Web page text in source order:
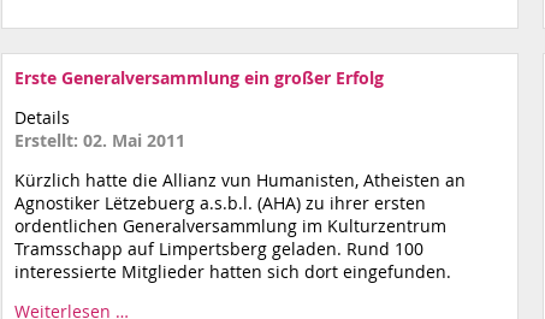
Erste Generalversammlung ein großer Erfolg
Details
Erstellt: 02. Mai 2011
Kürzlich hatte die Allianz vun Humanisten, Atheisten an
Agnostiker Lëtzebuerg a.s.b.l. (AHA) zu ihrer ersten
ordentlichen Generalversammlung im Kulturzentrum
Tramsschapp auf Limpertsberg geladen. Rund 100
interessierte Mitglieder hatten sich dort eingefunden.
Weiterlesen …